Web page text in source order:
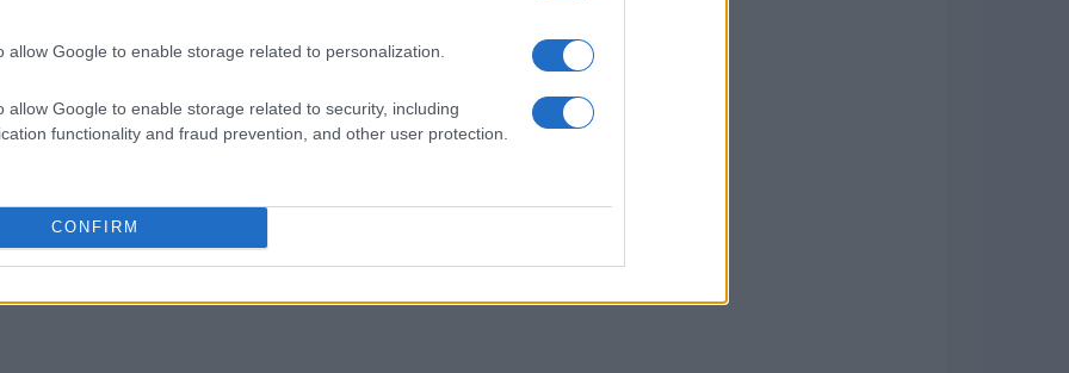
allow Google to enable storage related to personalization.
allow Google to enable storage related to security, including
functionality and fraud prevention, and other user protection.
CONFIRM
di posizione dominante. È interessante
un freno a questi giganti, mentre nel
conto che la situazione è insostenibile. Ma,